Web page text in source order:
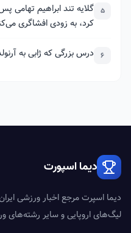
5 گلایه تند ابراهیم تهامی
کرد، به زودی افشاگری
6 درس بزرگی که ژابی به
دیما اسپورت
دیما اسپرت مرجع اخبار ورزشی
لیگ‌های اروپایی و سایر